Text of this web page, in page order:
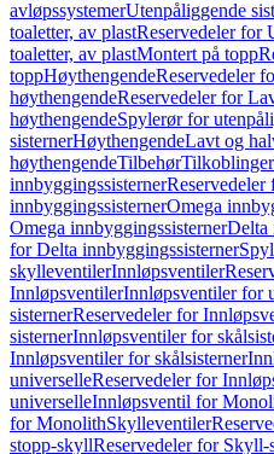
avløpssystemerUtenpåliggende
toaletter, av plastReservedeler for
toaletter, av plastMontert på topp
toppHøythengendeReservedeler
høythengendeReservedeler for
høythengendeSpylerør for
sisternerHøythengendeLavt og
høythengendeTilbehørTilkoblinger
innbyggingssisternerReservedeler
innbyggingssisternerOmega
Omega innbyggingssisternerDelta
for Delta innbyggingssisterner
skylleventilerInnløpsventiler
InnløpsventilerInnløpsventiler for
sisternerReservedeler for
sisternerInnløpsventiler for
Innløpsventiler for skålsisterner
universelleReservedeler for
universelleInnløpsventil for
for MonolithSkylleventiler
stopp-skyllReservedeler for Skyll-